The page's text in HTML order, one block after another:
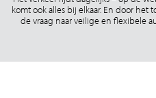
komt ook alles bij elkaar. En door
de vraag naar veilige en flexibele